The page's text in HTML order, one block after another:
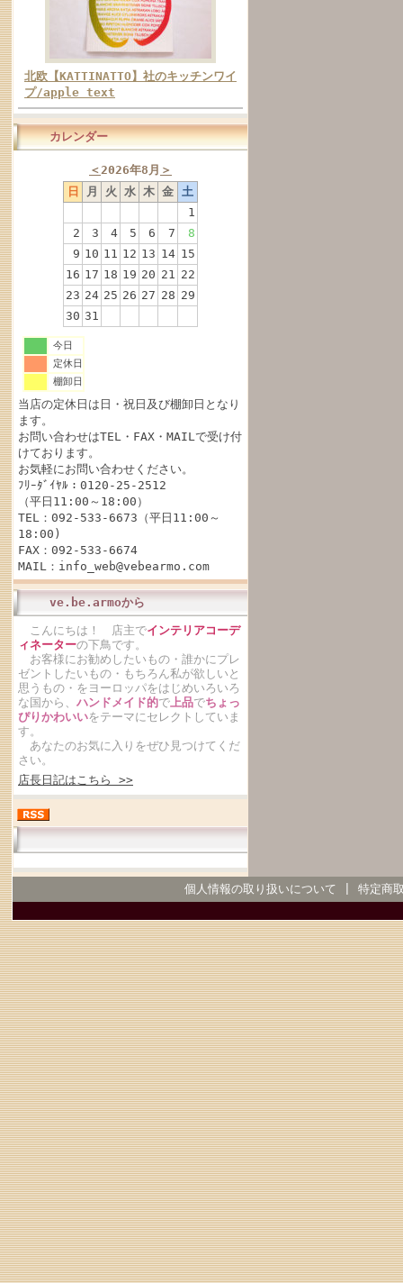
北欧【KATTINATTO】社のキッチンワイ
プ/apple text
カレンダー
＜2026年8月 ＞
日
月 火 水 木 金 土
1
2
3 4 5 6 7
8
9 10 11 12 13 14 15
16 17 18 19 20 21 22
23 24 25 26 27 28 29
30 31
今日
定休日
棚卸日
当店の定休日は日・祝日及び棚卸日となり
ます。
お問い合わせはTEL・FAX・MAILで受け付
けております。
お気軽にお問い合わせください。
ﾌﾘｰﾀﾞｲﾔﾙ：0120-25-2512
（平日11:00～18:00）
TEL：092-533-6673（平日11:00～
18:00)
FAX：092-533-6674
MAIL：info_web@vebearmo.com
ve.be.armoから
こんにちは！ 店主でインテリアコーデ
ィネーターの下鳥です。
お客様にお勧めしたいもの・誰かにプレ
ゼントしたいもの・もちろん私が欲しいと
思うもの・をヨーロッパをはじめいろいろ
な国から、 ハンドメイド的で上品でちょっ
ぴりかわいいをテーマにセレクトしていま
す。
あなたのお気に入りをぜひ見つけてくだ
さい。
店長日記はこちら >>
個人情報の取り扱いについて 特定商